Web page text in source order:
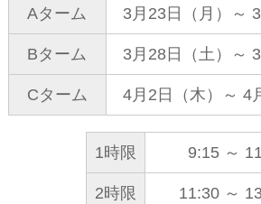
Aターム 3月23日（月）～
Bターム 3月28日（土）～
Cターム 4月2日（木）～ 4
1時限 9:15 ～
2時限 11:30 ～